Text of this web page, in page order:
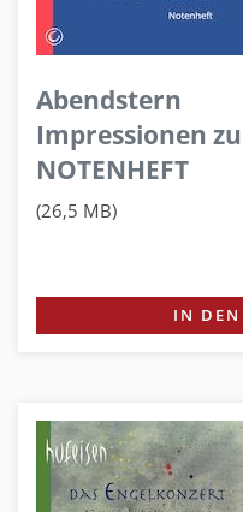
Abendstern
Impressionen
NOTENHEFT
(26,5 MB)
IN DEN